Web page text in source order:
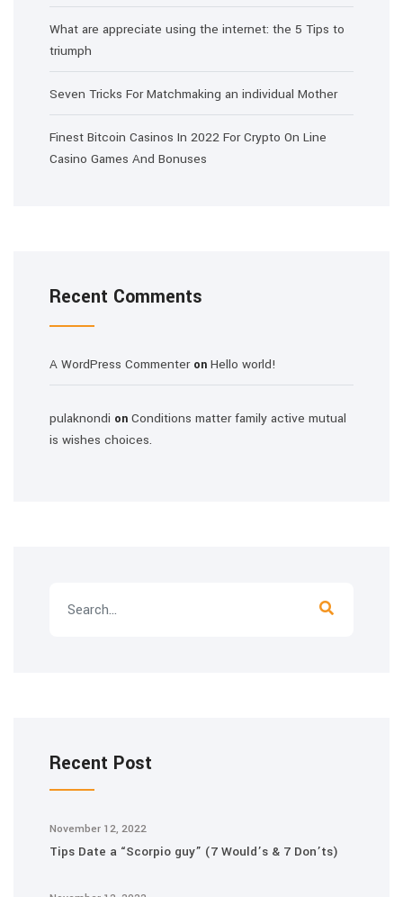
What are appreciate using the internet: the 5 Tips to
triumph
Seven Tricks For Matchmaking an individual Mother
Finest Bitcoin Casinos In 2022 For Crypto On Line
Casino Games And Bonuses
Recent Comments
A WordPress Commenteron Hello world!
pulaknondi on Conditions matter family active mutual
is wishes choices.
Recent Post
November 12, 2022
Tips Date a “Scorpio guy” (7 Would’s & 7 Don’ts)